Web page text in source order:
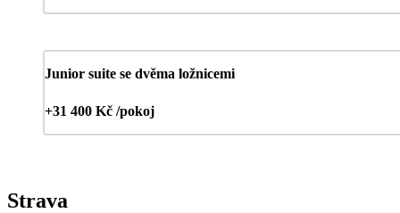
Junior suite se dvěma ložnicemi
+31 400 Kč /pokoj
Strava